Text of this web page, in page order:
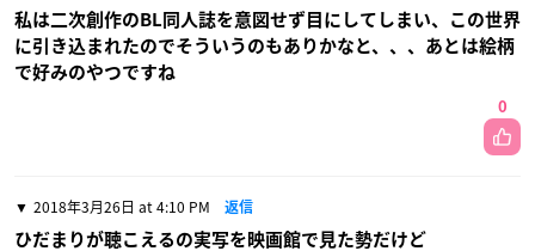
私は二次創作のBL同人誌を意図せず目にしてしまい、この世界
に引き込まれたのでそういうのもありかなと、、、あとは絵柄
で好みのやつですね
0
2018年3月26日 at 4:10 PM 返信
ひだまりが聴こえるの実写を映画館で見た勢だけど